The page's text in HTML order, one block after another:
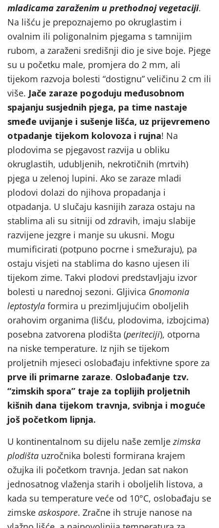
mladicama zaraženim u prethodnoj vegetaciji.
Na lišću je prepoznajemo po okruglastim i
ovalnim ili poligonalnim pjegama s tamnijim
rubom, a zaraženi središnji dio je sive boje. Pjege
su u početku male, promjera do 2 mm, ali
tijekom razvoja bolesti “dostignu” veličinu 2 cm ili
više. Jače zaraze pogoduju međusobnom
spajanju susjednih pjega, pa time nastaje
smeđe uvijanje i sušenje lišća, uz prijevremeno
otpadanje tijekom kolovoza i rujna! Na
plodovima se pjegavost razvija u obliku
okruglastih, udubljenih, nekrotičnih (mrtvih)
pjega u zelenoj lupini. Ako se zaraze mladi
plodovi dolazi do njihova propadanja i
otpadanja. U slučaju kasnijih zaraza ostaju na
stablima ali su sitniji od zdravih, imaju slabije
razvijene jezgre i manje su ukusni. Mogu
mumificirati (potpuno pocrne i smežuraju), pa
ostaju visjeti na stablima do kasno ujesen ili
tijekom zime. Takvi plodovi predstavljaju izvor
bolesti u narednoj sezoni. Gljivica Gnomonia
leptostyla formira u prezimljujućim oboljelih
orahovim organima (lišću, plodovima, izbojcima)
posebna zatvorena plodišta (periteciji), otporna
na niske temperature. Iz njih se tijekom
proljetnih mjeseci oslobađaju infektivne spore za
prve ili primarne zaraze. Oslobađanje tzv.
“zimskih spora” traje za toplijih proljetnih
kišnih dana tijekom travnja, svibnja i moguće
još početkom lipnja.
U kontinentalnom su dijelu naše zemlje zimska
plodišta uzročnika bolesti formirana krajem
ožujka ili početkom travnja. Jedan sat nakon
jednosatnog vlaženja starih i oboljelih listova, a
kada su temperature veće od 10°C, oslobađaju se
zimske askospore. Zračne ih struje nanose na